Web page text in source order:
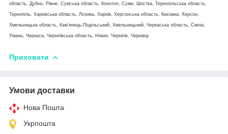
область, Дубно, Рівне, Сумська область, Конотоп, Суми, Шостка, Тернопільська область,
Тернопіль, Харківська область, Лозова, Харків, Херсонська область, Каховка, Херсон,
Хмельницька область, Кам'янець-Подільський, Хмельницький, Черкаська область, Сміла,
Умань, Черкаси, Чернігівська область, Ніжин, Чернігів, Чернівці
Приховати
Умови доставки
Нова Пошта
Укрпошта